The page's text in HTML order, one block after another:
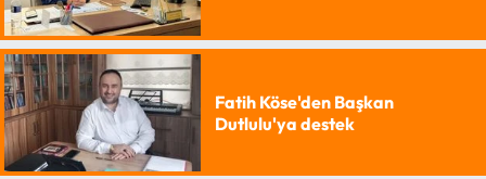
Fatih Köse'den Başkan
Dutlulu'ya destek